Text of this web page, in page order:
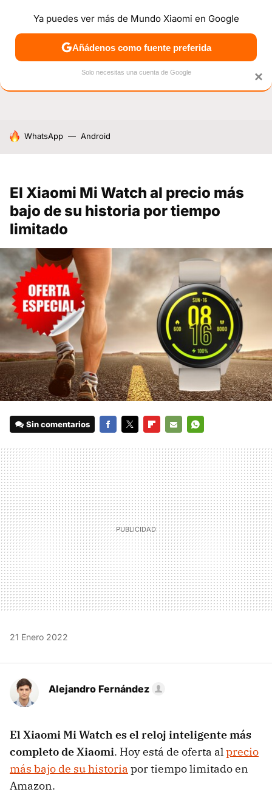
NOTICIAS MÓVILES TUTORIALES OFERTAS
HOY SE HABLA DE
WhatsApp Android
El Xiaomi Mi Watch al precio más
bajo de su historia por tiempo
limitado
Sin comentarios
MAIL
21 Enero 2022
Alejandro Fernández
El Xiaomi Mi Watch es el reloj inteligente más
completo de Xiaomi. Hoy está de oferta alprecio
más bajo de su historia por tiempo limitado en
Amazon.
×
Ya puedes ver más de Mundo Xiaomi en Google
Añádenos como fuente preferida
Solo necesitas una cuenta de Google